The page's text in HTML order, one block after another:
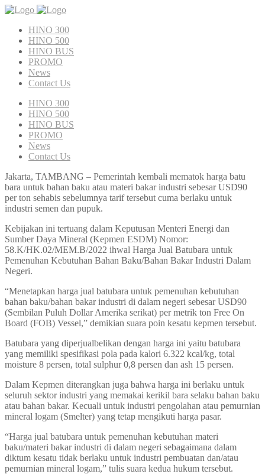
HINO 300
HINO 500
HINO BUS
PROMO
News
Contact Us
HINO 300
HINO 500
HINO BUS
PROMO
News
Contact Us
Jakarta, TAMBANG – Pemerintah kembali mematok harga batu
bara untuk bahan baku atau materi bakar industri sebesar USD90
per ton sehabis sebelumnya tarif tersebut cuma berlaku untuk
industri semen dan pupuk.
Kebijakan ini tertuang dalam Keputusan Menteri Energi dan
Sumber Daya Mineral (Kepmen ESDM) Nomor:
58.K/HK.02/MEM.B/2022 ihwal Harga Jual Batubara untuk
Pemenuhan Kebutuhan Bahan Baku/Bahan Bakar Industri Dalam
Negeri.
“Menetapkan harga jual batubara untuk pemenuhan kebutuhan
bahan baku/bahan bakar industri di dalam negeri sebesar USD90
(Sembilan Puluh Dollar Amerika serikat) per metrik ton Free On
Board (FOB) Vessel,” demikian suara poin kesatu kepmen tersebut.
Batubara yang diperjualbelikan dengan harga ini yaitu batubara
yang memiliki spesifikasi pola pada kalori 6.322 kcal/kg, total
moisture 8 persen, total sulphur 0,8 persen dan ash 15 persen.
Dalam Kepmen diterangkan juga bahwa harga ini berlaku untuk
seluruh sektor industri yang memakai kerikil bara selaku bahan baku
atau bahan bakar. Kecuali untuk industri pengolahan atau pemurnian
mineral logam (Smelter) yang tetap mengikuti harga pasar.
“Harga jual batubara untuk pemenuhan kebutuhan materi
baku/materi bakar industri di dalam negeri sebagaimana dalam
diktum kesatu tidak berlaku untuk industri pembuatan dan/atau
pemurnian mineral logam,” tulis suara kedua hukum tersebut.